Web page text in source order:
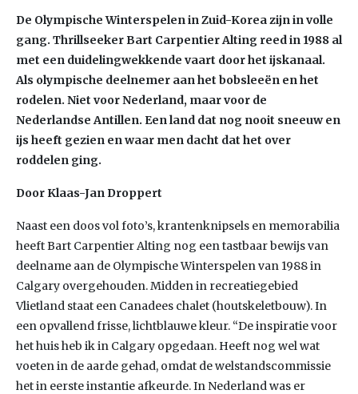
De Olympische Winterspelen in Zuid-Korea zijn in volle
gang. Thrillseeker Bart Carpentier Alting reed in 1988 al
met een duidelingwekkende vaart door het ijskanaal.
Als olympische deelnemer aan het bobsleeën en het
rodelen. Niet voor Nederland, maar voor de
Nederlandse Antillen. Een land dat nog nooit sneeuw en
ijs heeft gezien en waar men dacht dat het over
roddelen ging.
Door Klaas-Jan Droppert
Naast een doos vol foto’s, krantenknipsels en memorabilia
heeft Bart Carpentier Alting nog een tastbaar bewijs van
deelname aan de Olympische Winterspelen van 1988 in
Calgary overgehouden. Midden in recreatiegebied
Vlietland staat een Canadees chalet (houtskeletbouw). In
een opvallend frisse, lichtblauwe kleur. “De inspiratie voor
het huis heb ik in Calgary opgedaan. Heeft nog wel wat
voeten in de aarde gehad, omdat de welstandscommissie
het in eerste instantie afkeurde. In Nederland was er